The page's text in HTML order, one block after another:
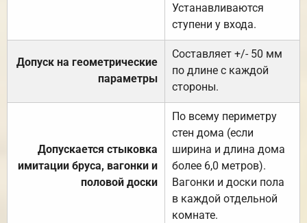
Устанавливаются
ступени у входа.
Допуск на геометрические
параметры
Составляет +/- 50 мм
по длине с каждой
стороны.
Допускается стыковка
имитации бруса, вагонки и
половой доски
По всему периметру
стен дома (если
ширина и длина дома
более 6,0 метров).
Вагонки и доски пола
в каждой отдельной
комнате.